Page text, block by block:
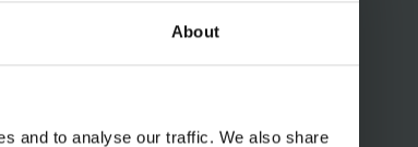
About
and to analyse our traffic. We also share